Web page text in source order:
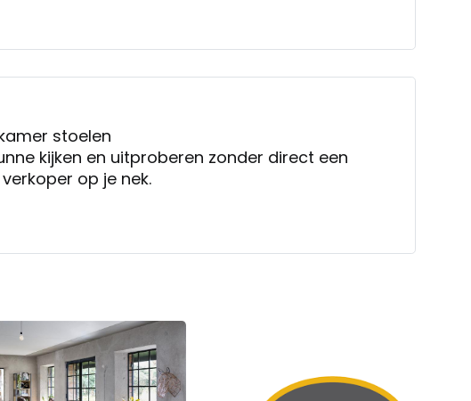
en het succesvolle advies! Wij zitten in
stoelen
kijken en uitproberen zonder direct een
op je nek.